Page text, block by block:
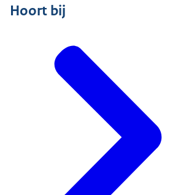
Hoort bij